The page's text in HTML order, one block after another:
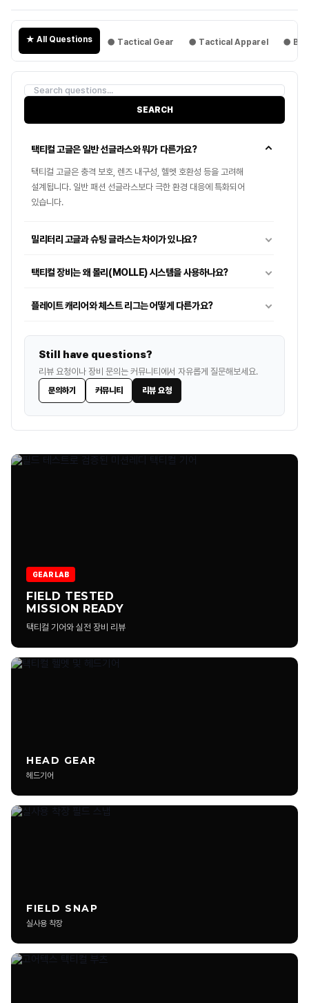
★ All Questions ● Tactical Gear ● Tactical Apparel ●
SEARCH
택티컬 고글은 일반 선글라스와 뭐가 다른가요?
택티컬 고글은 충격 보호, 렌즈 내구성, 헬멧 호환성 등을 고려해
설계됩니다. 일반 패션 선글라스보다 극한 환경 대응에 특화되어
있습니다.
밀리터리 고글과 슈팅 글라스는 차이가 있나요?
택티컬 장비는 왜 몰리(MOLLE) 시스템을 사용하나요?
플레이트 캐리어와 체스트 리그는 어떻게 다른가요?
택티컬 장갑은 어떤 기준으로 선택하나요?
헬멧 레일과 마운트는 어디에 사용하나요?
택티컬 부츠는 일반 등산화와 차이가 있나요?
포켓 구조와 원단 강도가 일반 의류보다 강화된 경우가 많습니다.
컴뱃 셔츠는 왜 몸통과 팔 원단이 다른가요?
택티컬 팬츠는 어떻게 선택하는 게 좋나요?
택티컬 의류는 사이즈를 크게 입어야 하나요?
무릎 패드가 들어가는 팬츠는 실사용 차이가 큰가요?
리뷰 작성 시 50P가 지급되나요?
됩니다.
Still have questions?
리뷰 요청이나 장비 문의는 커뮤니티에서 자유롭게 질문해보세요.
문의하기 커뮤니티 리뷰 요청
GEAR LAB
FIELD TESTED
MISSION READY
택티컬 기어와 실전 장비 리뷰
HEAD GEAR
헤드기어
FIELD SNAP
실사용 착장